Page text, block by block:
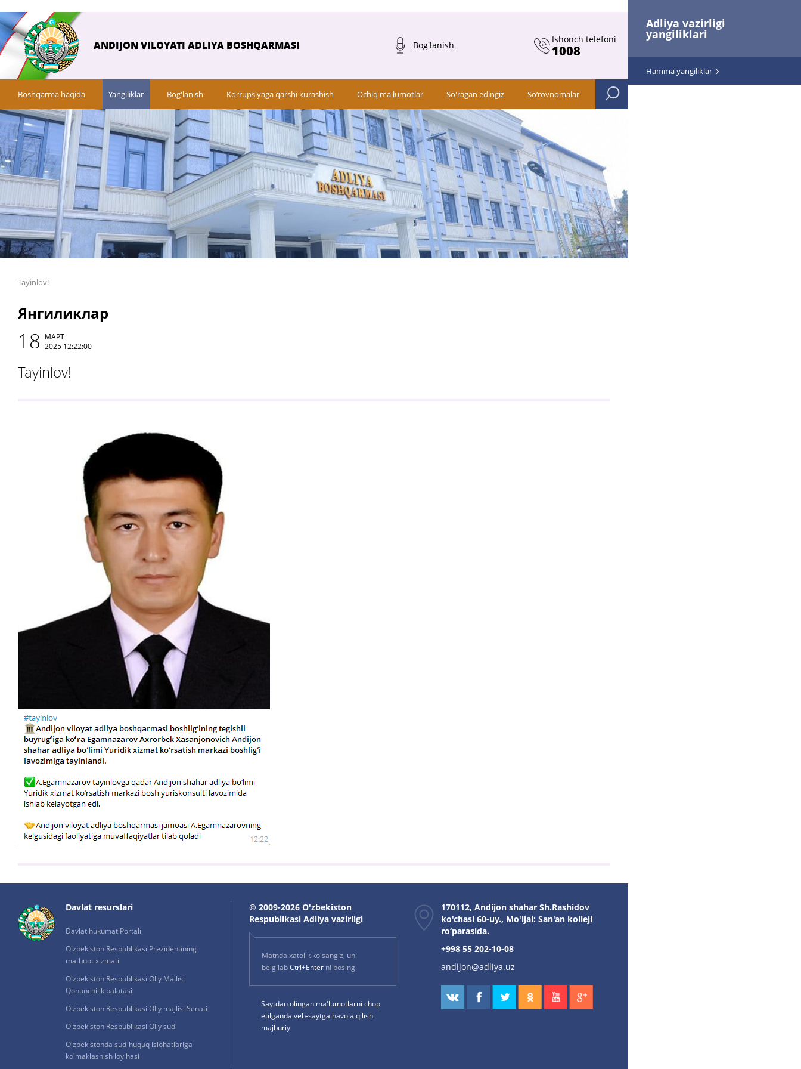
Adliya vazirligi
yangiliklari
Hamma yangiliklar
ANDIJON VILOYATI ADLIYA BOSHQARMASI Bog'lanish
Ishonch telefoni
1008
Boshqarma haqida Yangiliklar Bog'lanish Korrupsiyaga qarshi kurashish Ochiq ma'lumotlar So'ragan edingiz So‘rovnomalar
Tayinlov!
Янгиликлар
18 МАРТ
2025 12:22:00
Tayinlov!
Davlat resurslari
Davlat hukumat Portali
O'zbekiston Respublikasi Prezidentining
matbuot xizmati
O'zbekiston Respublikasi Oliy Majlisi
Qonunchilik palatasi
O'zbekiston Respublikasi Oliy majlisi Senati
O'zbekiston Respublikasi Oliy sudi
O'zbekistonda sud-huquq islohatlariga
ko'maklashish loyihasi
© 2009-2026 O'zbekiston
Respublikasi Adliya vazirligi
Matnda xatolik ko'sangiz, uni
belgilabCtrl+Enterni bosing
Saytdan olingan ma'lumotlarni chop
etilganda veb-saytga havola qilish
majburiy
170112, Andijon shahar Sh.Rashidov
ko'chasi 60-uy., Mo'ljal: San'an kolleji
ro‘parasida.
+998 55 202-10-08
andijon@adliya.uz